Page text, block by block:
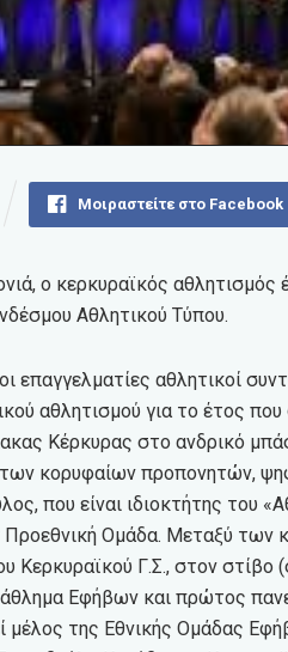
Μοιραστείτε στο Facebook
ο κερκυραϊκός
Αθλητικού Τύπου.
επαγγελματίες αθλητικοί
αθλητισμού για το έτος
Κέρκυρας στο ανδρικό
κορυφαίων προπονητών,
που είναι ιδιοκτήτης του
Προεθνική Ομάδα. Μεταξύ
Κερκυραϊκού Γ.Σ., στον στίβο
Εφήβων και πρώτος
μέλος της Εθνικής Ομάδας